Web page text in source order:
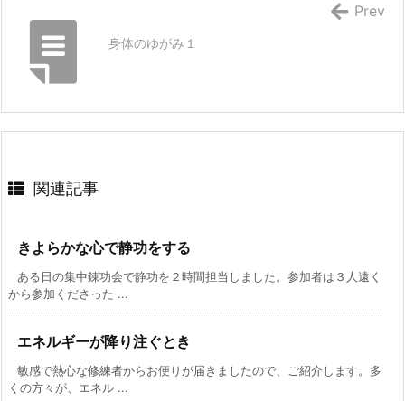
身体のゆがみ１
Prev
関連記事
きよらかな心で静功をする
ある日の集中錬功会で静功を２時間担当しました。参加者は３人遠く
から参加くださった ...
エネルギーが降り注ぐとき
敏感で熱心な修練者からお便りが届きましたので、ご紹介します。多
くの方々が、エネル ...